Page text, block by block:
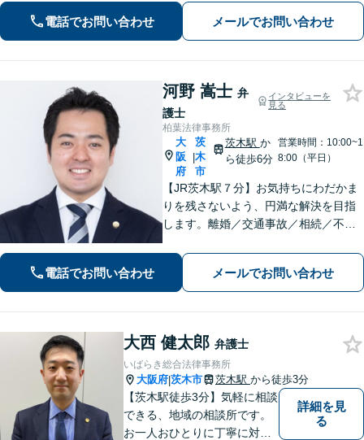
程にもこだわり、ご意向を汲んだ満足
度の高い解決を目指します。まずはお
気軽にお電話下さい。
電話でお問い合わせ メールでお問い合わせ
河野 嵩士 弁
護士
インタビューを
見る
柏葉法律事務所
大
阪
府
|
茨
木
市
茨木駅 か
ら徒歩6分
営業時間：10:00~1
8:00（平日）
【JR茨木駅７分】お気持ちにわだかま
りを残さないよう、円満な解決を目指
します。離婚／交通事故／相続／不動
などの刑事事件にも幅広く対応。紛争
化してしてしまった問題も、より良い
着地点を探り、交渉を重ねます【初回
相談無料】
電話でお問い合わせ メールでお問い合わせ
大西 健太郎 弁護士
いばらき総合法律事務所
大阪府|茨木市 茨木駅 から徒歩3分
【茨木駅徒歩3分】気軽に相談
できる、地域の相談所です。
お一人おひとりに丁寧に対応
詳細を見
る